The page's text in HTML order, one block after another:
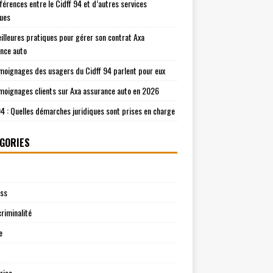
entre le Cidff 94 et d’autres services
pratiques pour gérer son contrat Axa
auto
des usagers du Cidff 94 parlent pour eux
clients sur Axa assurance auto en 2026
: Quelles démarches juridiques sont prises en charge